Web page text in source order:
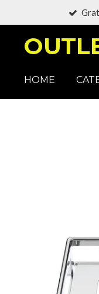
hoofdinhoud
HOME